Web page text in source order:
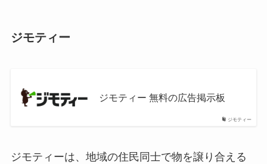
ジモティー
ジモティー
ジモティー 無料の広告掲示板
ジモティーは、地域の住民同士で物を譲り合える